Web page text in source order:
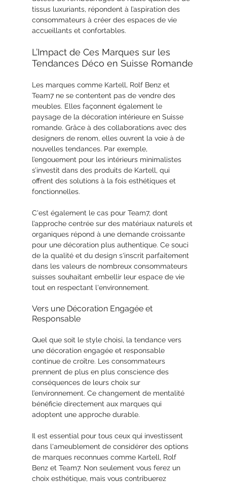
tissus luxuriants, répondent à l’aspiration des
consommateurs à créer des espaces de vie
accueillants et confortables.
L’Impact de Ces Marques sur les
Tendances Déco en Suisse Romande
Les marques comme Kartell, Rolf Benz et
Team7 ne se contentent pas de vendre des
meubles. Elles façonnent également le
paysage de la décoration intérieure en Suisse
romande. Grâce à des collaborations avec des
designers de renom, elles ouvrent la voie à de
nouvelles tendances. Par exemple,
l’engouement pour les intérieurs minimalistes
s’investit dans des produits de Kartell, qui
offrent des solutions à la fois esthétiques et
fonctionnelles.
C'est également le cas pour Team7, dont
l’approche centrée sur des matériaux naturels et
organiques répond à une demande croissante
pour une décoration plus authentique. Ce souci
de la qualité et du design s'inscrit parfaitement
dans les valeurs de nombreux consommateurs
suisses souhaitant embellir leur espace de vie
tout en respectant l'environnement.
Vers une Décoration Engagée et
Responsable
Quel que soit le style choisi, la tendance vers
une décoration engagée et responsable
continue de croître. Les consommateurs
prennent de plus en plus conscience des
conséquences de leurs choix sur
l’environnement. Ce changement de mentalité
bénéficie directement aux marques qui
adoptent une approche durable.
Il est essential pour tous ceux qui investissent
dans l'ameublement de considérer des options
de marques reconnues comme Kartell, Rolf
Benz et Team7. Non seulement vous ferez un
choix esthétique, mais vous contribuerez